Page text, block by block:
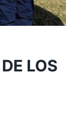
LOS